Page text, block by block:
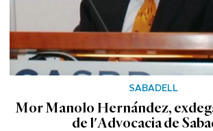
SABADELL
Mor Manolo Hernández,
de l'Advocacia de